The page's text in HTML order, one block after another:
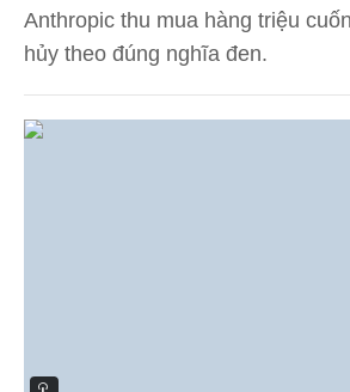
Anthropic thu mua hàng triệu
hủy theo đúng nghĩa đen.